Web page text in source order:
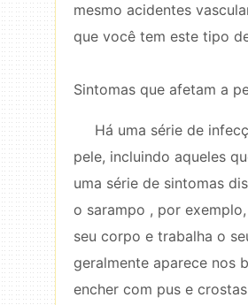
mesmo acidentes
que você tem este tipo
Sintomas que afetam a
Há uma série de
pele, incluindo aqueles
uma série de sintomas
o sarampo , por
seu corpo e trabalha o
geralmente aparece nos
encher com pus e